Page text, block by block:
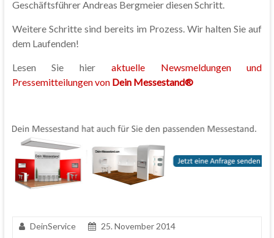
Geschäftsführer Andreas Bergmeier diesen Schritt.
Weitere Schritte sind bereits im Prozess. Wir halten Sie auf
dem Laufenden!
Lesen Sie hier aktuelle Newsmeldungen und
Pressemitteilungen von Dein Messestand®
DeinService
25. November 2014